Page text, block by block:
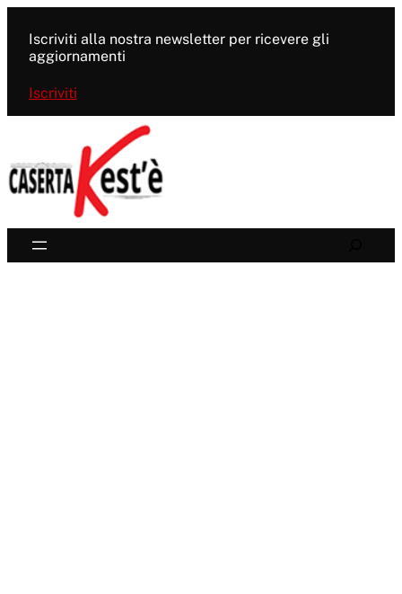
contenuto
Iscriviti alla nostra newsletter per ricevere gli
aggiornamenti
Iscriviti